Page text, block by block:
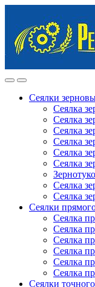
navigation
content
Сеялки
Сеялка
Сеялка
Сеялка
Сеялка
Сеялка
Сеялка
Сеялка
Сеялка
Сеялки
Сеялка
Сеялка
Сеялка
Сеялка
Сеялка
Сеялка
Сеялки